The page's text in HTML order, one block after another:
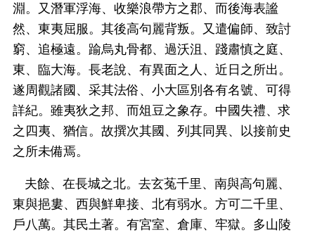
淵。又潛軍浮海、收樂浪帶方之郡、而後海表謐
然、東夷屈服。其後高句麗背叛。又遣偏師、致討
窮、追極遠。踰烏丸骨都、過沃沮、踐肅慎之庭、
東、臨大海。長老說、有異面之人、近日之所出。
遂周觀諸國、采其法俗、小大區別各有名號、可得
詳紀。雖夷狄之邦、而俎豆之象存。中國失禮、求
之四夷、猶信。故撰次其國、列其同異、以接前史
之所未備焉。
夫餘、在長城之北。去玄菟千里、南與高句麗、
東與挹婁、西與鮮卑接、北有弱水。方可二千里、
戶八萬。其民土著。有宮室、倉庫、牢獄。多山陵